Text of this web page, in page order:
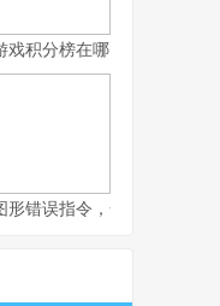
心得
戏积分榜在哪，探寻竞技之
诞生与成长副标题
形错误指令，一场意料之外